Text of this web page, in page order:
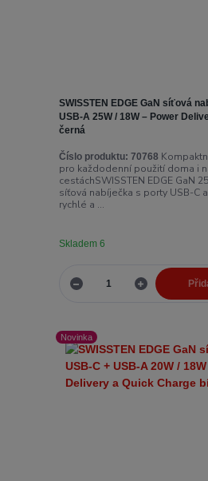
SWISSTEN EDGE GaN síťová
USB-A 25W / 18W – Power
černá
Číslo produktu: 70768
pro každodenní použití doma i
cestáchSWISSTEN EDGE GaN
síťová nabíječka s porty USB-C
rychlé a ...
Skladem 6
Novinka